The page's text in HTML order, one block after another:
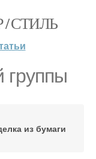
/ СТИЛЬ
группы
из бумаги